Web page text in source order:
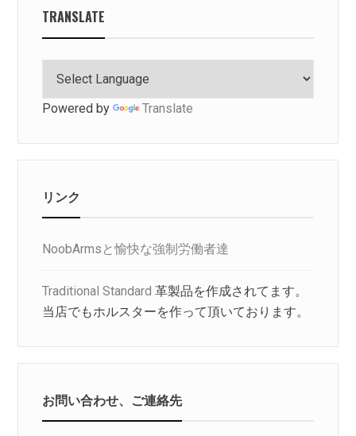
TRANSLATE
Powered by Translate
リンク
NoobArmsと愉快な強制労働者達
Traditional Standard 革製品を作成されてます。
当店でもホルスターを作って頂いております。
お問い合わせ、ご連絡先